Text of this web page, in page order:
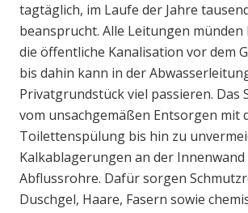
tagtäglich, im Laufe der Jahre
beansprucht. Alle Leitungen münden
die öffentliche Kanalisation vor dem
bis dahin kann in der
Privatgrundstück viel passieren. Das
vom unsachgemäßen Entsorgen mit
Toilettenspülung bis hin zu
Kalkablagerungen an der Innenwand
Abflussrohre. Dafür sorgen
Duschgel, Haare, Fasern sowie